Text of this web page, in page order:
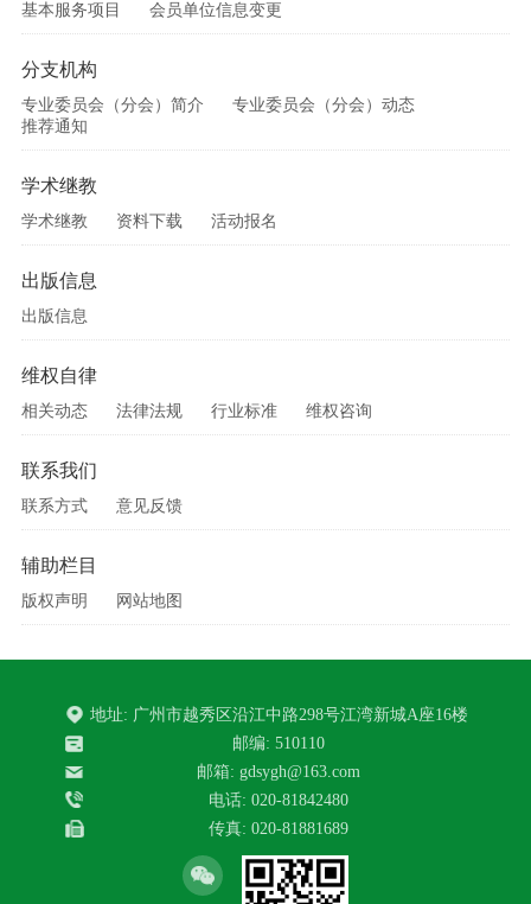
基本服务项目
会员单位信息变更
分支机构
专业委员会（分会）简介
专业委员会（分会）动态
推荐通知
学术继教
学术继教 资料下载 活动报名
出版信息
出版信息
维权自律
相关动态 法律法规 行业标准 维权咨询
联系我们
联系方式 意见反馈
辅助栏目
版权声明 网站地图
地址: 广州市越秀区沿江中路298号江湾新城A座16楼
邮编: 510110
邮箱: gdsygh@163.com
电话: 020-81842480
传真: 020-81881689